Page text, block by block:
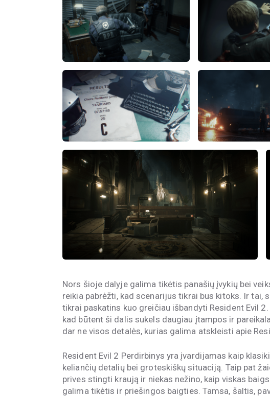
Nors šioje dalyje galima tikėtis panašių įvykių bei
reikia pabrėžti, kad scenarijus tikrai bus kitoks. Ir tai,
tikrai paskatins kuo greičiau išbandyti Resident Evil
kad būtent ši dalis sukels daugiau įtampos ir
dar ne visos detalės, kurias galima atskleisti apie
Resident Evil 2 Perdirbinys yra įvardijamas kaip
keliančių detalių bei groteskiškų situaciją. Taip pat
prives stingti kraują ir niekas nežino, kaip viskas
galima tikėtis ir priešingos baigties. Tamsa, šaltis,